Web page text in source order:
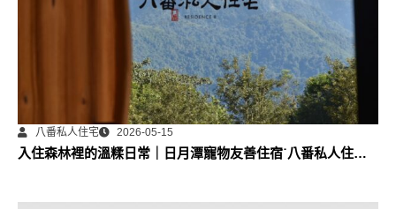
八番私人住宅 2026-05-15
入住森林裡的溫糅日常｜日月潭寵物友善住宿˙八番私人住宅